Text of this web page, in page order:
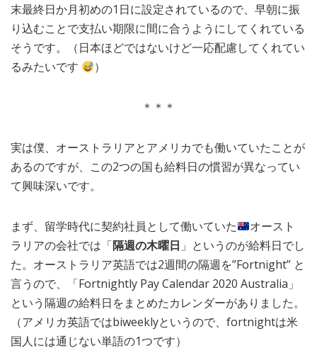
末最終日か月初めの1日に設定されているので、早朝に振
り込むことで支払い期限に間に合うようにしてくれている
そうです。（日本ほどではないけど一応配慮してくれてい
るみたいです
）
＊＊＊
実は僕、オーストラリアとアメリカでも働いていたことが
あるのですが、この2つの国も給料日の慣習が異なってい
て興味深いです。
まず、留学時代に契約社員として働いていた
オースト
ラリアの会社では「隔週の木曜日 」というのが給料日でし
た。オーストラリア英語では2週間の隔週を”Fortnight” と
言うので、「Fortnightly Pay Calendar 2020 Australia」
という隔週の給料日をまとめたカレンダーがありました。
（アメリカ英語ではbiweeklyというので、fortnightは米
国人には通じない単語の1つです）